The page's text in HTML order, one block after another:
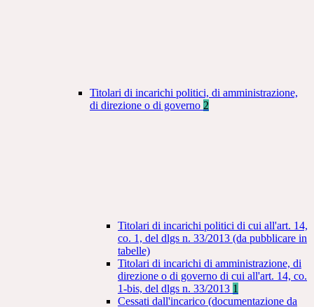
Titolari di incarichi politici, di amministrazione,
di direzione o di governo 2
Titolari di incarichi politici di cui all'art. 14,
co. 1, del dlgs n. 33/2013 (da pubblicare in
tabelle)
Titolari di incarichi di amministrazione, di
direzione o di governo di cui all'art. 14, co.
1-bis, del dlgs n. 33/2013 1
Cessati dall'incarico (documentazione da